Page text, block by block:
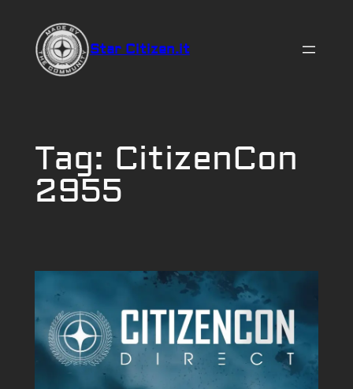
contenuto
Star Citizen.it
Tag: CitizenCon
2955